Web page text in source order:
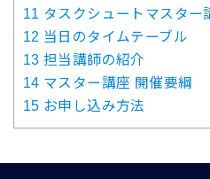
11 タスクシュートマスター
12 当日のタイムテーブル
13 担当講師の紹介
14 マスター講座 開催要綱
15 お申し込み方法